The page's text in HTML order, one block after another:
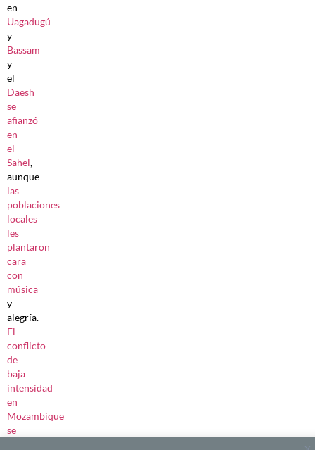
en
Uagadugú
y
Bassam
y
el
Daesh
se
afianzó
en
el
Sahel,
aunque
las
poblaciones
locales
les
plantaron
cara
con
música
y
alegría.
El
conflicto
de
baja
intensidad
en
Mozambique
se